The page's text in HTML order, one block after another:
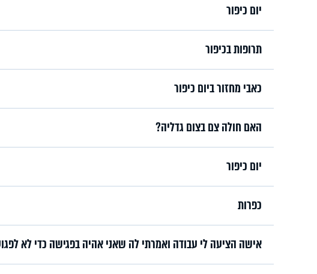
יום כיפור
תרופות בכיפור
כאבי מחזור ביום כיפור
האם חולה צם בצום גדליה?
יום כיפור
כפרות
אישה הציעה לי עבודה ואמרתי לה שאני אהיה בפגישה כדי לא